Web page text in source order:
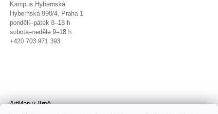
Kampus Hybernská
Hybernská 998/4, Praha 1
pondělí–pátek 8–18 h
sobota–neděle 9–18 h
+420 703 971 393
ArtMap v Brně